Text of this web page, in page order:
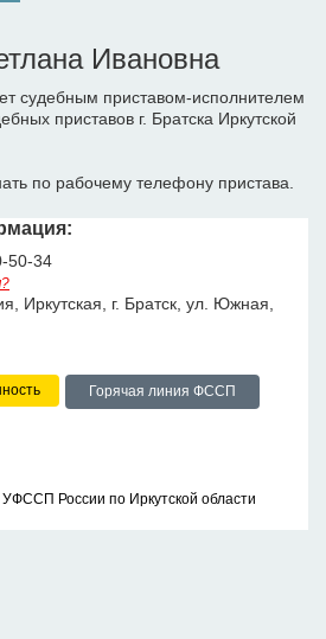
Ивановна
судебным приставом-исполнителем
приставов г. Братска Иркутской
по рабочему телефону пристава.
50-34
Иркутская, г. Братск, ул. Южная,
Горячая линия ФССП
УФССП России по Иркутской области